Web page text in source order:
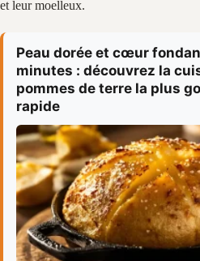
et leur moelleux.
Peau dorée et cœur
minutes : découvrez la
pommes de terre la plus
rapide